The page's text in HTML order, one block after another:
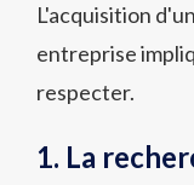
L'acquisition
entreprise
respecter.
1. La